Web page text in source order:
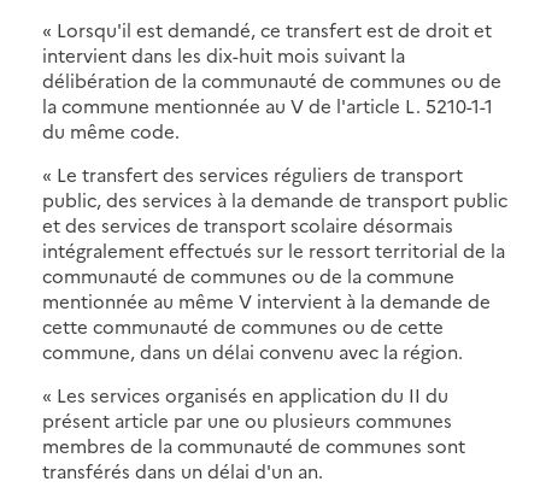
« Lorsqu'il est demandé, ce transfert est de droit et
intervient dans les dix-huit mois suivant la
délibération de la communauté de communes ou de
la commune mentionnée au V de l'article L. 5210-1-1
du même code.
« Le transfert des services réguliers de transport
public, des services à la demande de transport public
et des services de transport scolaire désormais
intégralement effectués sur le ressort territorial de la
communauté de communes ou de la commune
mentionnée au même V intervient à la demande de
cette communauté de communes ou de cette
commune, dans un délai convenu avec la région.
« Les services organisés en application du II du
présent article par une ou plusieurs communes
membres de la communauté de communes sont
transférés dans un délai d'un an.